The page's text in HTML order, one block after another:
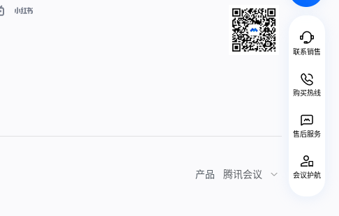
联系销售
购买热线
售后服务
会议护航
产品 腾讯会议